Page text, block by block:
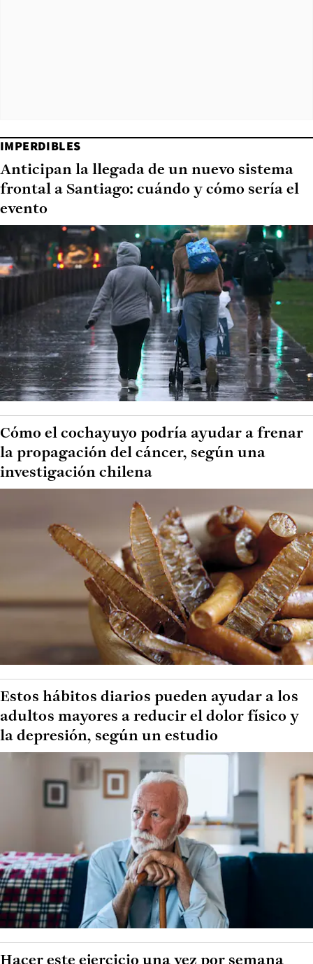
IMPERDIBLES
Anticipan la llegada de un nuevo sistema
frontal a Santiago: cuándo y cómo sería el
evento
Cómo el cochayuyo podría ayudar a frenar
la propagación del cáncer, según una
investigación chilena
Estos hábitos diarios pueden ayudar a los
adultos mayores a reducir el dolor físico y
la depresión, según un estudio